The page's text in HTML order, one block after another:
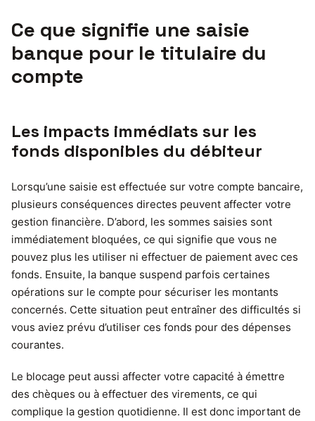
Ce que signifie une saisie
banque pour le titulaire du
compte
Les impacts immédiats sur les
fonds disponibles du débiteur
Lorsqu’une saisie est effectuée sur votre compte bancaire,
plusieurs conséquences directes peuvent affecter votre
gestion financière. D’abord, les sommes saisies sont
immédiatement bloquées, ce qui signifie que vous ne
pouvez plus les utiliser ni effectuer de paiement avec ces
fonds. Ensuite, la banque suspend parfois certaines
opérations sur le compte pour sécuriser les montants
concernés. Cette situation peut entraîner des difficultés si
vous aviez prévu d’utiliser ces fonds pour des dépenses
courantes.
Le blocage peut aussi affecter votre capacité à émettre
des chèques ou à effectuer des virements, ce qui
complique la gestion quotidienne. Il est donc important de